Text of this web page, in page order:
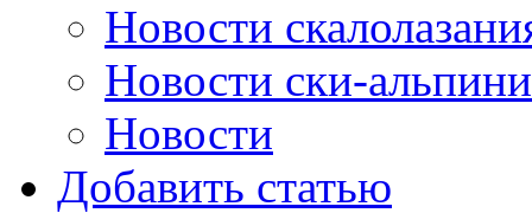
Новости
Новости ски-
Новости
Добавить статью